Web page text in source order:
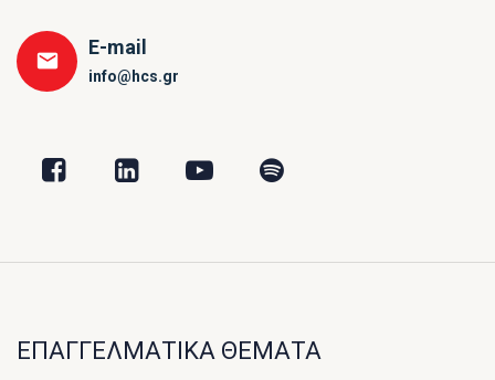
E-mail
info@hcs.gr
ΕΠΑΓΓΕΛΜΑΤΙΚΑ ΘΕΜΑΤΑ